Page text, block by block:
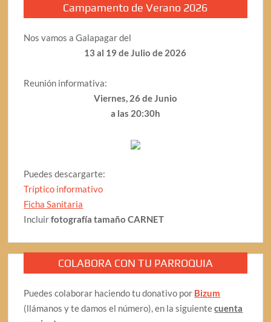
Campamento de Verano 2026
Nos vamos a Galapagar del
13 al 19 de Julio de 2026
Reunión informativa:
Viernes, 26 de Junio
a las 20:30h
Puedes descargarte:
Tríptico informativo
Ficha Sanitaria
Incluirfotografía tamaño CARNET
COLABORA CON TU PARROQUIA
Puedes colaborar haciendo tu donativo por Bizum
(llámanos y te damos el número), en la siguientecuenta